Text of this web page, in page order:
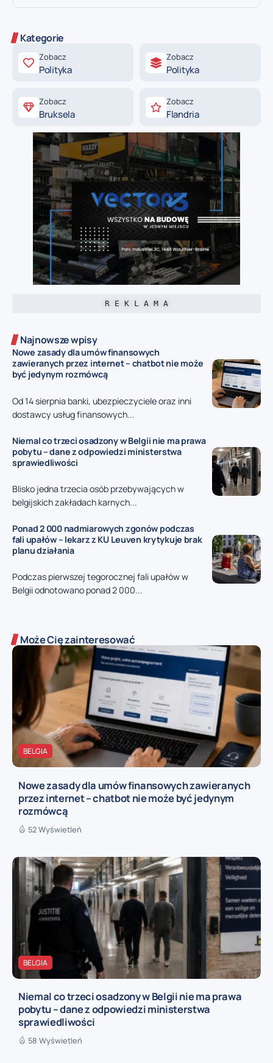
Kategorie
Zobacz
Polityka
Zobacz
Polityka
Zobacz
Bruksela
Zobacz
Flandria
R E K L A M A
Najnowsze wpisy
Nowe zasady dla umów finansowych
zawieranych przez internet – chatbot nie może
być jedynym rozmówcą
Od 14 sierpnia banki, ubezpieczyciele oraz inni
dostawcy usług finansowych...
Niemal co trzeci osadzony w Belgii nie ma prawa
pobytu – dane z odpowiedzi ministerstwa
sprawiedliwości
Blisko jedna trzecia osób przebywających w
belgijskich zakładach karnych...
Ponad 2 000 nadmiarowych zgonów podczas
fali upałów – lekarz z KU Leuven krytykuje brak
planu działania
Podczas pierwszej tegorocznej fali upałów w
Belgii odnotowano ponad 2 000...
Może Cię zainteresować
BELGIA
Nowe zasady dla umów finansowych zawieranych
przez internet – chatbot nie może być jedynym
rozmówcą
52 Wyświetleń
BELGIA
Niemal co trzeci osadzony w Belgii nie ma prawa
pobytu – dane z odpowiedzi ministerstwa
sprawiedliwości
58 Wyświetleń